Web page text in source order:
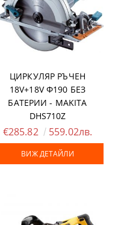
ЦИРКУЛЯР РЪЧЕН
18V+18V Ф190 БЕЗ
БАТЕРИИ - MAKITA
DHS710Z
€285.82 559.02лв.
ВИЖ ДЕТАЙЛИ